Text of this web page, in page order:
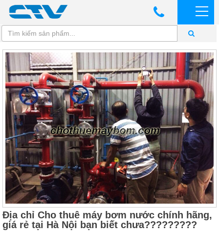
Địa chỉ Cho thuê máy bơm nước chính hãng,
giá rẻ tại Hà Nội bạn biết chưa?????????